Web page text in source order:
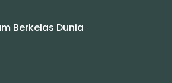
Berkelas Dunia